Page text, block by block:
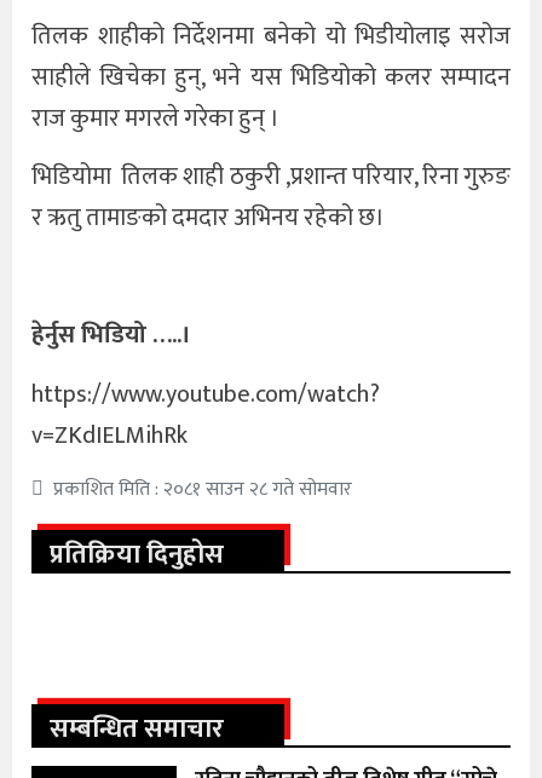
तिलक शाहीको निर्देशनमा बनेको यो भिडीयोलाइ सरोज
साहीले खिचेका हुन्, भने यस भिडियोको कलर सम्पादन
राज कुमार मगरले गरेका हुन् ।
भिडियोमा तिलक शाही ठकुरी ,प्रशान्त परियार, रिना गुरुङ
र ऋतु तामाङको दमदार अभिनय रहेको छ।
हेर्नुस भिडियो …..।
https://www.youtube.com/watch?
v=ZKdIELMihRk
प्रकाशित मिति : २०८१ साउन २८ गते सोमवार
प्रतिक्रिया दिनुहोस
सम्बन्धित समाचार